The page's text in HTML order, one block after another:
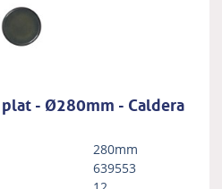
plat - Ø280mm - Caldera
280mm
639553